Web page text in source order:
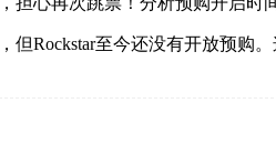
但Rockstar至今还没有开放预